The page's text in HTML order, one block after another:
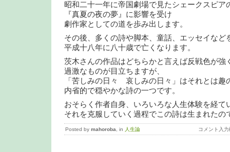
昭和二十一年に帝国劇場で見たシェークスピア
『真夏の夜の夢』に影響を受け
劇作家としての道を歩み出します。
その後、多くの詩や脚本、童話、エッセイなど
平成十八年に八十歳で亡くなります。
茨木さんの作品はどちらかと言えば反戦色が強
過激なものが目立ちますが、
「苦しみの日々 哀しみの日々」はそれとは趣
内省的で穏やかな詩の一つです。
おそらく作者自身、いろいろな人生体験を経て
それを克服していく過程でこの詩は生まれたの
Posted by mahoroba , in 人生論 コメント入力